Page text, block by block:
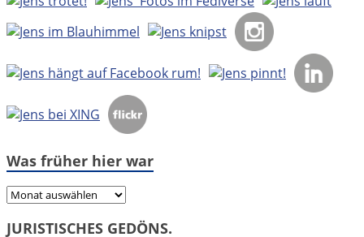
Was früher hier war
Was
hier
JURISTISCHES GEDÖNS.